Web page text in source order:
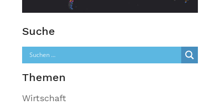
Suche
Themen
Wirtschaft